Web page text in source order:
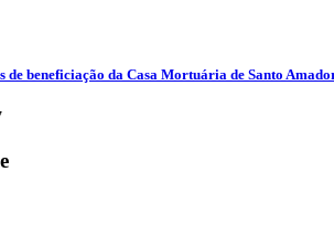
de beneficiação da Casa Mortuária de Santo